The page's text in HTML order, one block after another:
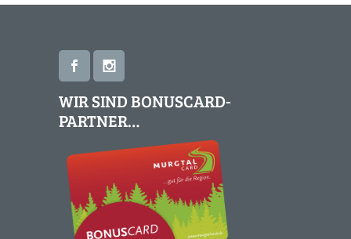
WIR SIND BONUSCARD-
PARTNER…